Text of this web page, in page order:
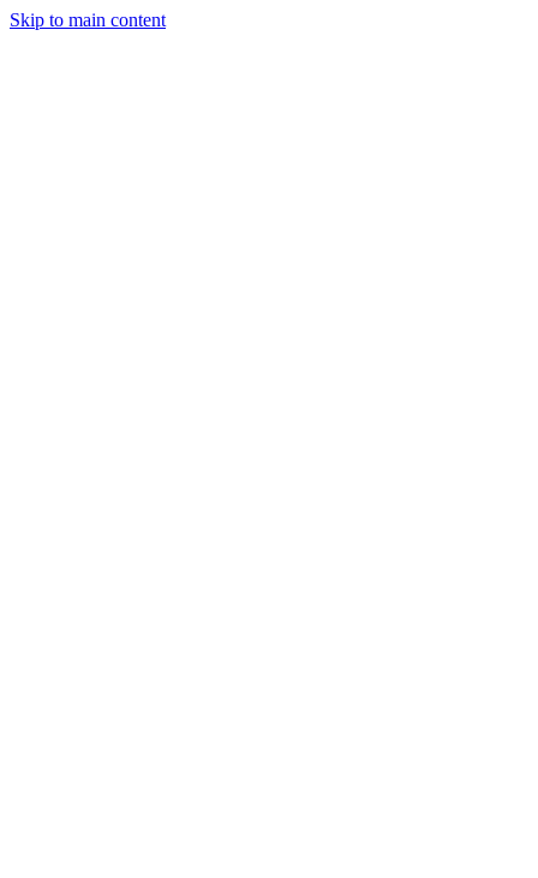
Skip to main content